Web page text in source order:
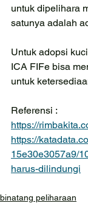
untuk dipelihara
satunya adalah
Untuk adopsi
ICA FIFe bisa
untuk
Referensi :
https://
https://
15e30e3057a9/
harus-dilindungi
binatang peliharaan